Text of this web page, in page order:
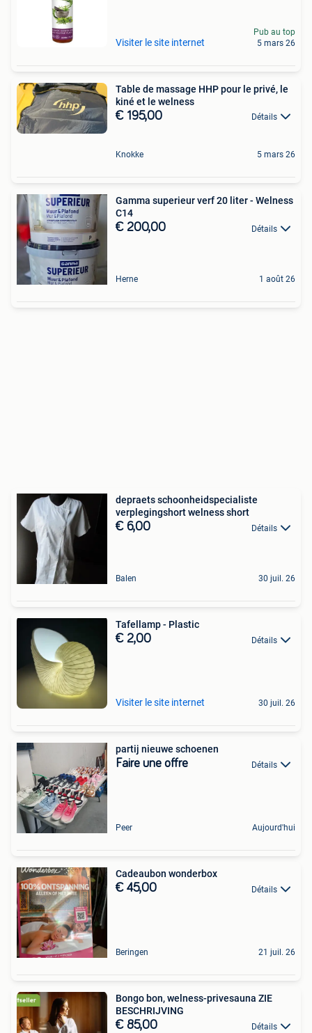
Visiter le site internet
Pub au top
5 mars 26
Table de massage HHP pour le privé, le
kiné et le welness
€ 195,00 Détails
Knokke 5 mars 26
Gamma superieur verf 20 liter - Welness
C14
€ 200,00 Détails
Herne 1 août 26
depraets schoonheidspecialiste
verplegingshort welness short
€ 6,00 Détails
Balen 30 juil. 26
Tafellamp - Plastic
€ 2,00 Détails
Visiter le site internet 30 juil. 26
partij nieuwe schoenen
Faire une offre Détails
Peer Aujourd'hui
Cadeaubon wonderbox
€ 45,00 Détails
Beringen 21 juil. 26
Bongo bon, welness-privesauna ZIE
BESCHRIJVING
€ 85,00 Détails